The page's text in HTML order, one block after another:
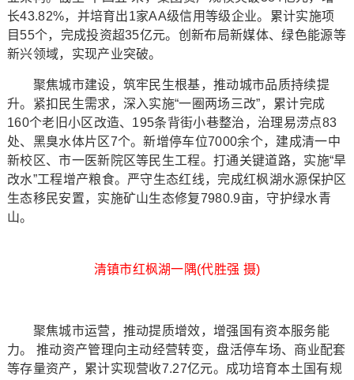
长43.82%，并培育出1家AA级信用等级企业。累计实施项
目55个，完成投资超35亿元。创新布局新媒体、绿色能源等
新兴领域，实现产业突破。
聚焦城市建设，筑牢民生根基，推动城市品质持续提
升。紧扣民生需求，深入实施“一圈两场三改”，累计完成
160个老旧小区改造、195条背街小巷整治，治理易涝点83
处、黑臭水体片区7个。新增停车位7000余个，建成清一中
新校区、市一医新院区等民生工程。打通关键道路，实施“旱
改水”工程增产粮食。严守生态红线，完成红枫湖水源保护区
生态移民安置，实施矿山生态修复7980.9亩，守护绿水青
山。
清镇市红枫湖一隅(代胜强 摄)
聚焦城市运营，推动提质增效，增强国有资本服务能
力。 推动资产管理向主动经营转变，盘活停车场、商业配套
等存量资产，累计实现营收7.27亿元。成功培育本土国有规